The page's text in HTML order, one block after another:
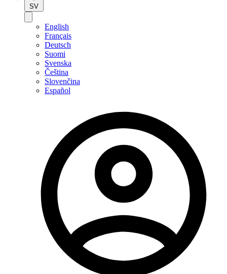
SV
English
Français
Deutsch
Suomi
Svenska
Čeština
Slovenčina
Español